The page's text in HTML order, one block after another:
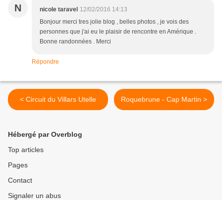
N nicole taravel 12/02/2016 14:13
Bonjour merci tres jolie blog , belles photos , je vois des
personnes que j'ai eu le plaisir de rencontre en Amérique .
Bonne randonnées . Merci
Répondre
< Circuit du Villars Utelle Roquebrune - Cap Martin >
Hébergé par Overblog
Top articles
Pages
Contact
Signaler un abus